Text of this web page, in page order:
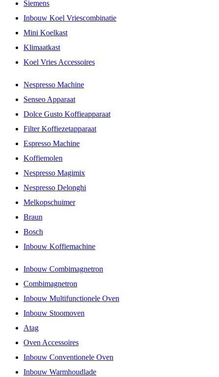
Siemens
Inbouw Koel Vriescombinatie
Mini Koelkast
Klimaatkast
Koel Vries Accessoires
Nespresso Machine
Senseo Apparaat
Dolce Gusto Koffieapparaat
Filter Koffiezetapparaat
Espresso Machine
Koffiemolen
Nespresso Magimix
Nespresso Delonghi
Melkopschuimer
Braun
Bosch
Inbouw Koffiemachine
Inbouw Combimagnetron
Combimagnetron
Inbouw Multifunctionele Oven
Inbouw Stoomoven
Atag
Oven Accessoires
Inbouw Conventionele Oven
Inbouw Warmhoudlade